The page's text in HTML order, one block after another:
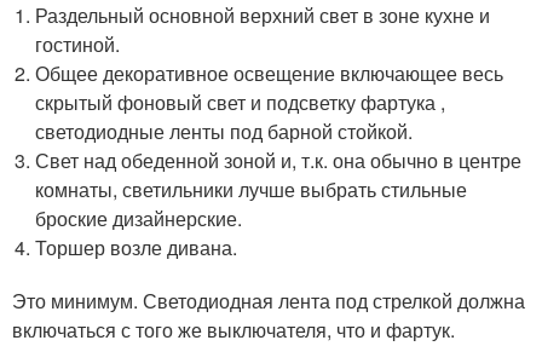
Раздельный основной верхний свет в зоне кухне и
гостиной.
Общее декоративное освещение включающее весь
скрытый фоновый свет и подсветку фартука ,
светодиодные ленты под барной стойкой.
Свет над обеденной зоной и, т.к. она обычно в центре
комнаты, светильники лучше выбрать стильные
броские дизайнерские.
Торшер возле дивана.
Это минимум. Светодиодная лента под стрелкой должна
включаться с того же выключателя, что и фартук.